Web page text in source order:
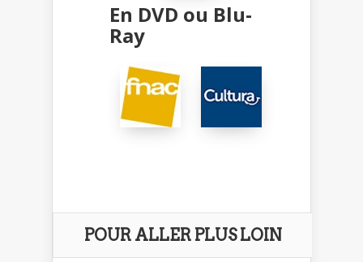
En DVD ou Blu-
Ray
POUR ALLER PLUS LOIN